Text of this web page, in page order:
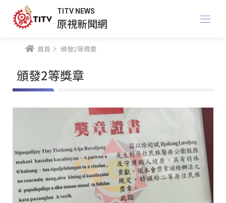
TITV NEWS
原視新聞網
首頁 頒發2等獎章
頒發2等獎章